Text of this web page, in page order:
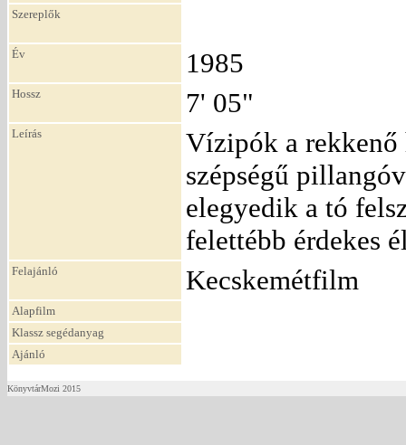
Szereplők
Év 1985
Hossz 7' 05"
Leírás
Vízipók a rekkenő
szépségű
elegyedik a tó
felettébb érdekes
Felajánló Kecskemétfilm
Alapfilm
Klassz segédanyag
Ajánló
KönyvtárMozi 2015